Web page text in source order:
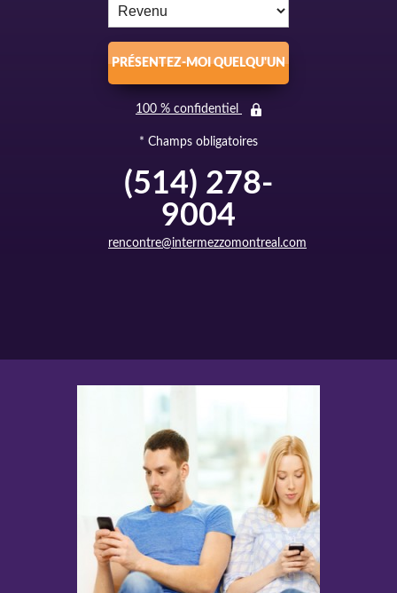
PRÉSENTEZ-MOI QUELQU'UN
100 % confidentiel
* Champs obligatoires
(514) 278-
9004
rencontre@intermezzomontreal.com